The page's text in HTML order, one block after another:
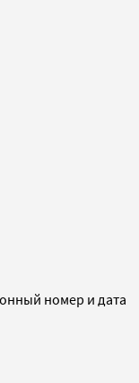
номер и дата